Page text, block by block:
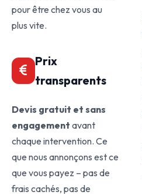
pour être chez vous au
plus vite.
Prix
transparents
Devis gratuit et sans
engagement avant
chaque intervention. Ce
que nous annonçons est ce
que vous payez – pas de
frais cachés, pas de